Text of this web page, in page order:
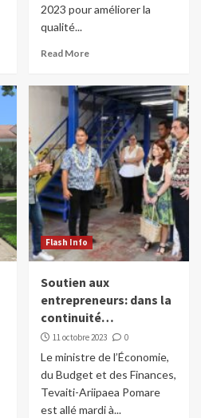
2023 pour améliorer la
qualité...
Read More
Flash Info
Soutien aux
entrepreneurs: dans la
continuité…
11 octobre 2023 0
Le ministre de l’Économie,
du Budget et des Finances,
Tevaiti-Ariipaea Pomare
est allé mardi à...